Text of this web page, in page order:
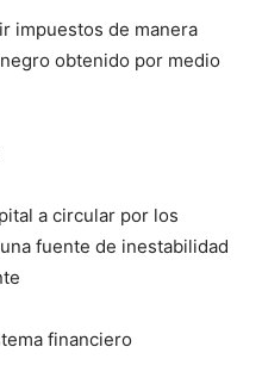
impuestos de manera
obtenido por medio
a circular por los
fuente de inestabilidad
financiero